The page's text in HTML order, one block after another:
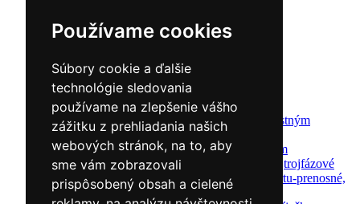
Používame cookies
Súbory cookie a ďalšie
technológie sledovania
používame na zlepšenie vášho
zážitku z prehliadania našich
webových stránok, na to, aby
sme vám zobrazovali
prispôsobený obsah a cielené
Navijaky elektrické
Náradie pre uloženie brzdového systému
Nástroje pre autookná
Nabíjačky/Štartéry
Automatické nabíjačky
Automatické nabíjačky s bezpečnostným
automatickým štartom
Nabíjačky/Štartéry s bezpečnostným
automatickým štartom-jednofázové,trojfázové
Dielenské nabíjačky s funkciou štartu-prenosné,
pojazdné